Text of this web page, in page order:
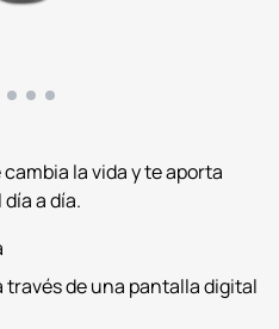
la vida y te aporta
a día.
de una pantalla digital